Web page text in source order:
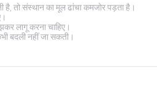
है, तो संस्थान का मूल ढांचा कमजोर पड़ता है।
लागू करना चाहिए।
बदली नहीं जा सकती।